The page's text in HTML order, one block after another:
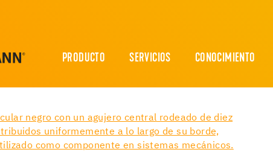
PRODUCTO SERVICIOS CONOCIMIENTO